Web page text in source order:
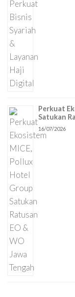
Perkuat
Satukan
16/07/2026